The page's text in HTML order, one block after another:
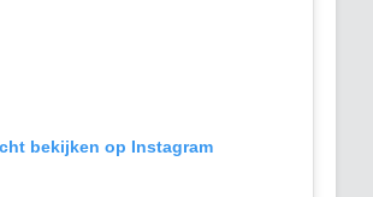
bekijken op Instagram